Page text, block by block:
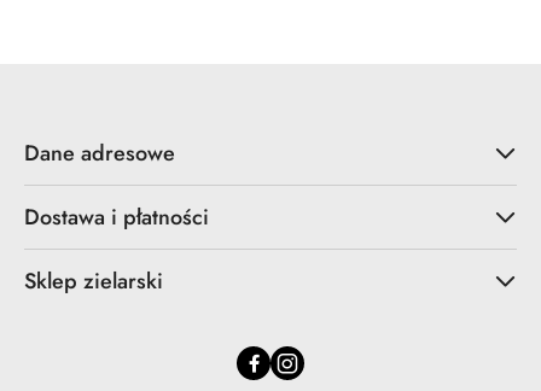
Dane adresowe
Dostawa i płatności
Sklep zielarski